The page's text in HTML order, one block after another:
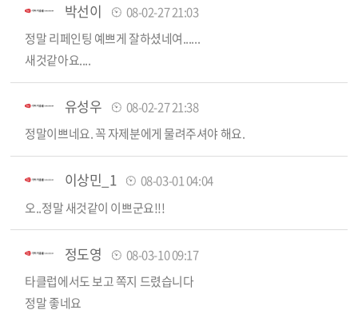
박선이
08-02-27 21:03
정말 리페인팅 예쁘게 잘하셨네여......
새것같아요....
유성우
08-02-27 21:38
정말이쁘네요. 꼭 자제분에게 물려주셔야 해요.
이상민_1
08-03-01 04:04
오..정말 새것같이 이쁘군요!!!
정도영
08-03-10 09:17
타클럽에서도 보고 쪽지 드렸습니다
정말 좋네요